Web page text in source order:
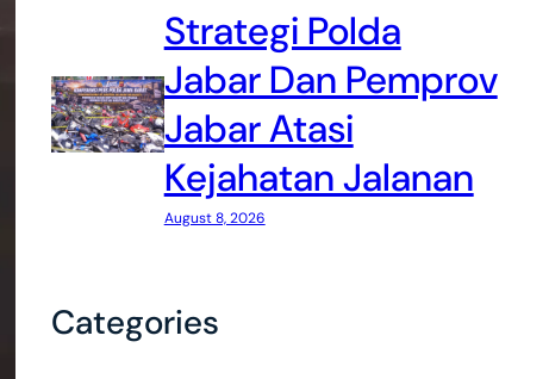
Strategi Polda
Jabar Dan Pemprov
Jabar Atasi
Kejahatan Jalanan
August 8, 2026
Categories